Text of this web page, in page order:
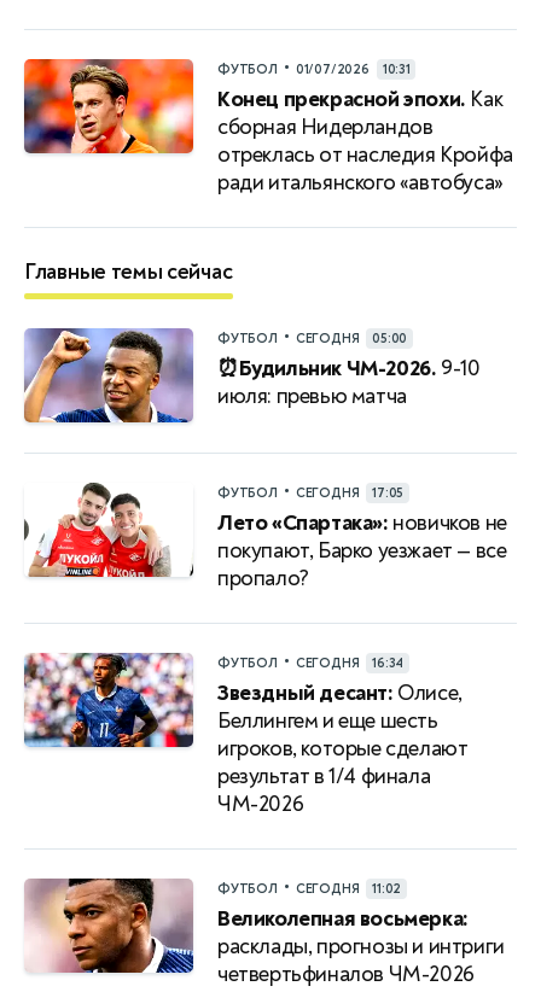
ФУТБОЛ • 01/07/2026 10:31
Конец прекрасной эпохи. Как
сборная Нидерландов
отреклась от наследия Кройфа
ради итальянского «автобуса»
Главные темы сейчас
ФУТБОЛ • СЕГОДНЯ 05:00
⏰Будильник ЧМ-2026. 9-10
июля: превью матча
ФУТБОЛ • СЕГОДНЯ 17:05
Лето «Спартака»: новичков не
покупают, Барко уезжает — все
пропало?
ФУТБОЛ • СЕГОДНЯ 16:34
Звездный десант: Олисе,
Беллингем и еще шесть
игроков, которые сделают
результат в 1/4 финала
ЧМ-2026
ФУТБОЛ • СЕГОДНЯ 11:02
Великолепная восьмерка:
расклады, прогнозы и интриги
четвертьфиналов ЧМ-2026